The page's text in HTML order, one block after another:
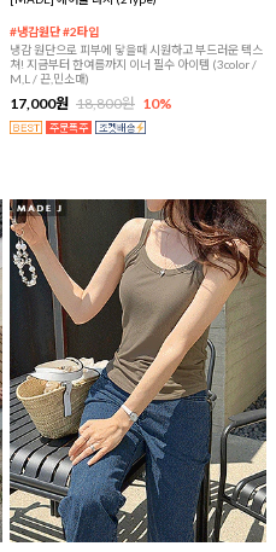
#냉감원단 #2타입
냉감 원단으로 피부에 닿을때 시원하고 부드러운 텍스
쳐! 지금부터 한여름까지 이너 필수 아이템 (3color /
M,L / 끈,민소매)
17,000원 18,800원 10%